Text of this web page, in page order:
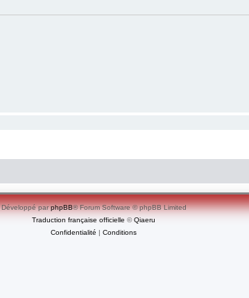
Développé parphpBB® Forum Software © phpBB Limited
Traduction française officielle ©Qiaeru
Confidentialité | Conditions